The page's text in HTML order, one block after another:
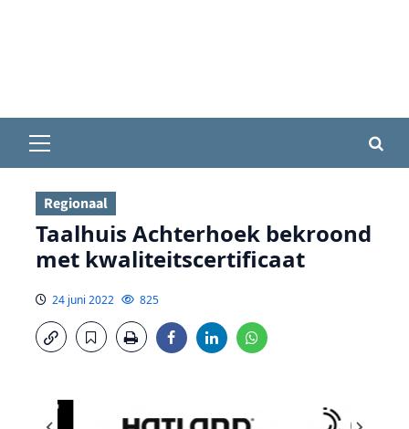
menu
Regionaal
Taalhuis Achterhoek bekroond
met kwaliteitscertificaat
24 juni 2022 825